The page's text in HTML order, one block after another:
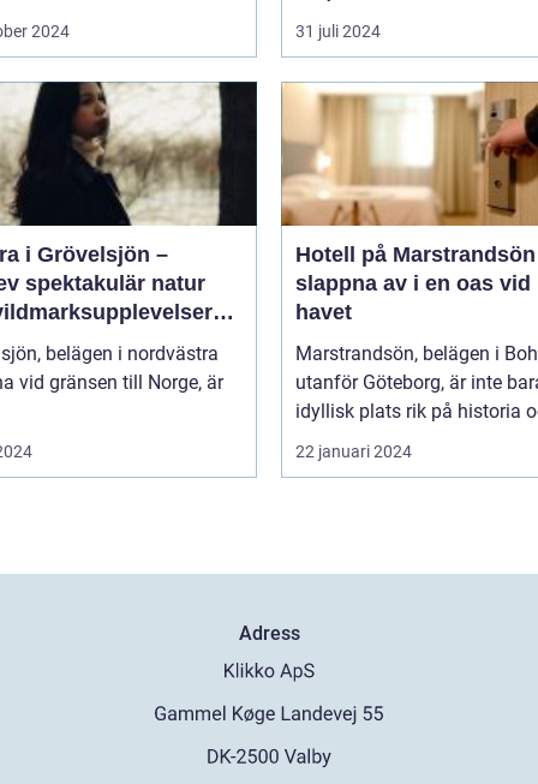
2024 31 juli 2024
i Grövelsjön –
spektakulär natur
håll
belägen i nordvästra
vid gränsen till Norge, är
Hotell på
slappna av i en oas vid
havet
Marstrandsön, belägen i
utanför Göteborg, är inte
idyllisk plats rik på historia
22 januari 2024
Adress